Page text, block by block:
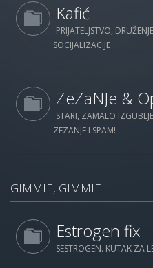
Kafić
PRIJATELJSTVO,
SOCIJALIZACIJE
ZeZaNJe &
STARI, ZAMALO
ZEZANJE I SPAM!
GIMMIE, GIMMIE
Estrogen fix
SESTROGEN. KUTAK ZA